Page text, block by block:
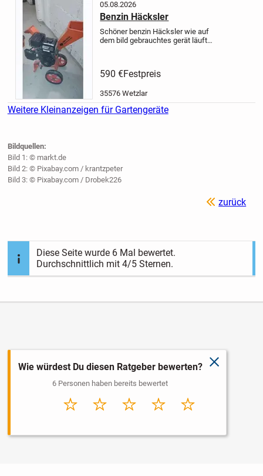
05.08.2026
Benzin Häcksler
Schöner benzin Häcksler wie auf
dem bild gebrauchtes gerät läuft
Häcksler Trommelhäcksler
590 €Festpreis
35576 Wetzlar
Weitere Kleinanzeigen für Gartengeräte
Bildquellen:
Bild 1: © markt.de
Bild 2: © Pixabay.com / krantzpeter
Bild 3: © Pixabay.com / Drobek226
zurück
Diese Seite wurde 6 Mal bewertet.
Durchschnittlich mit4/5 Sternen.
schließen
Wie würdest Du diesen Ratgeber bewerten?
6 Personen haben bereits bewertet